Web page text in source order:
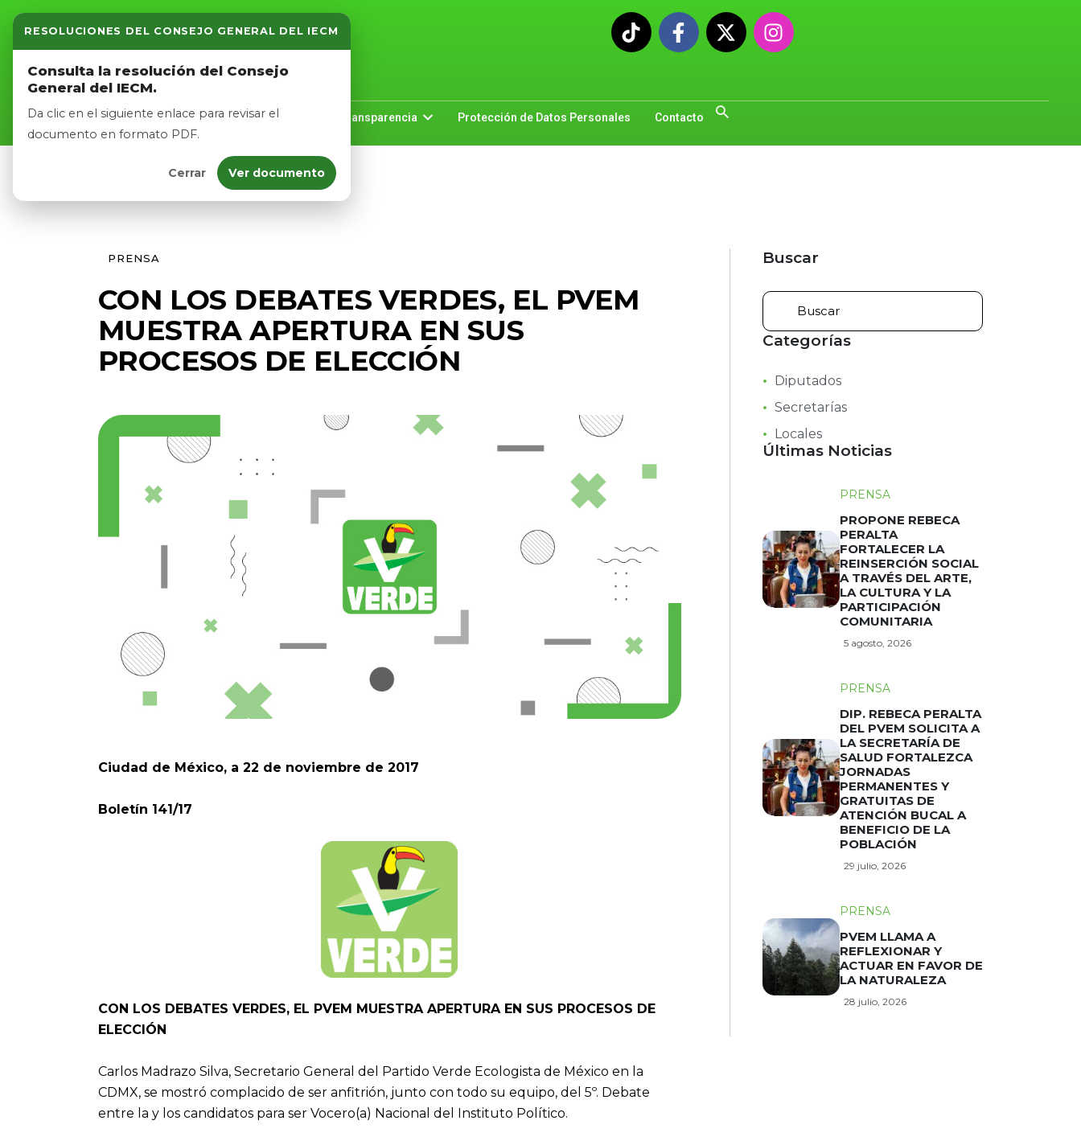
RESOLUCIONES DEL CONSEJO GENERAL DEL IECM
Consulta la resolución del Consejo
General del IECM.
Da clic en el siguiente enlace para revisar el
documento en formato PDF.
Cerrar Ver documento
Inicio Nosotros Logros Noticias Transparencia Protección de Datos Personales Contacto
Inicio
Nosotros
Afíliate
Eventos
PRENSA
CON LOS DEBATES VERDES, EL PVEM
MUESTRA APERTURA EN SUS
PROCESOS DE ELECCIÓN
Ciudad de México, a 22 de noviembre de 2017
Boletín 141/17
CON LOS DEBATES VERDES, EL PVEM MUESTRA APERTURA EN SUS PROCESOS DE
ELECCIÓN
Carlos Madrazo Silva, Secretario General del Partido Verde Ecologista de México en la
CDMX, se mostró complacido de ser anfitrión, junto con todo su equipo, del 5º. Debate
entre la y los candidatos para ser Vocero(a) Nacional del Instituto Político.
Buscar
Categorías
Diputados
Secretarías
Locales
Últimas Noticias
PRENSA
PROPONE REBECA
PERALTA
FORTALECER LA
REINSERCIÓN SOCIAL
A TRAVÉS DEL ARTE,
LA CULTURA Y LA
PARTICIPACIÓN
COMUNITARIA
5 agosto, 2026
PRENSA
DIP. REBECA PERALTA
DEL PVEM SOLICITA A
LA SECRETARÍA DE
SALUD FORTALEZCA
JORNADAS
PERMANENTES Y
GRATUITAS DE
ATENCIÓN BUCAL A
BENEFICIO DE LA
POBLACIÓN
29 julio, 2026
PRENSA
PVEM LLAMA A
REFLEXIONAR Y
ACTUAR EN FAVOR DE
LA NATURALEZA
28 julio, 2026